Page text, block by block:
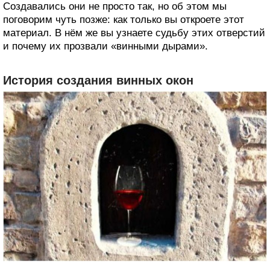
Создавались они не просто так, но об этом мы
поговорим чуть позже: как только вы откроете этот
материал. В нём же вы узнаете судьбу этих отверстий
и почему их прозвали «винными дырами».
История создания винных окон